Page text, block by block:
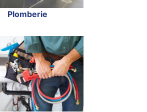
Plomberie